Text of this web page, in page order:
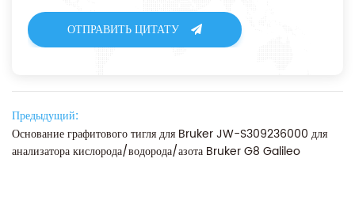
ОТПРАВИТЬ ЦИТАТУ
Предыдущий:
Основание графитового тигля для Bruker JW-S309236000 для
анализатора кислорода/водорода/азота Bruker G8 Galileo